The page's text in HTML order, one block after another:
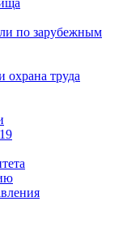
по зарубежным
охрана труда